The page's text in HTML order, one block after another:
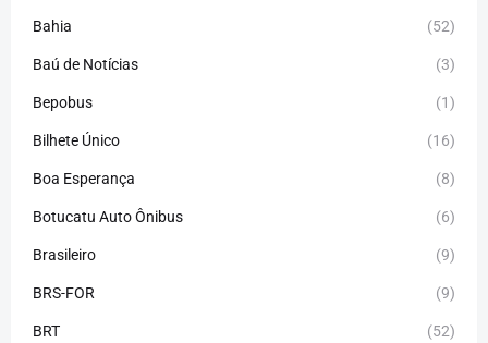
Bahia (52)
Baú de Notícias (3)
Bepobus (1)
Bilhete Único (16)
Boa Esperança (8)
Botucatu Auto Ônibus (6)
Brasileiro (9)
BRS-FOR (9)
BRT (52)